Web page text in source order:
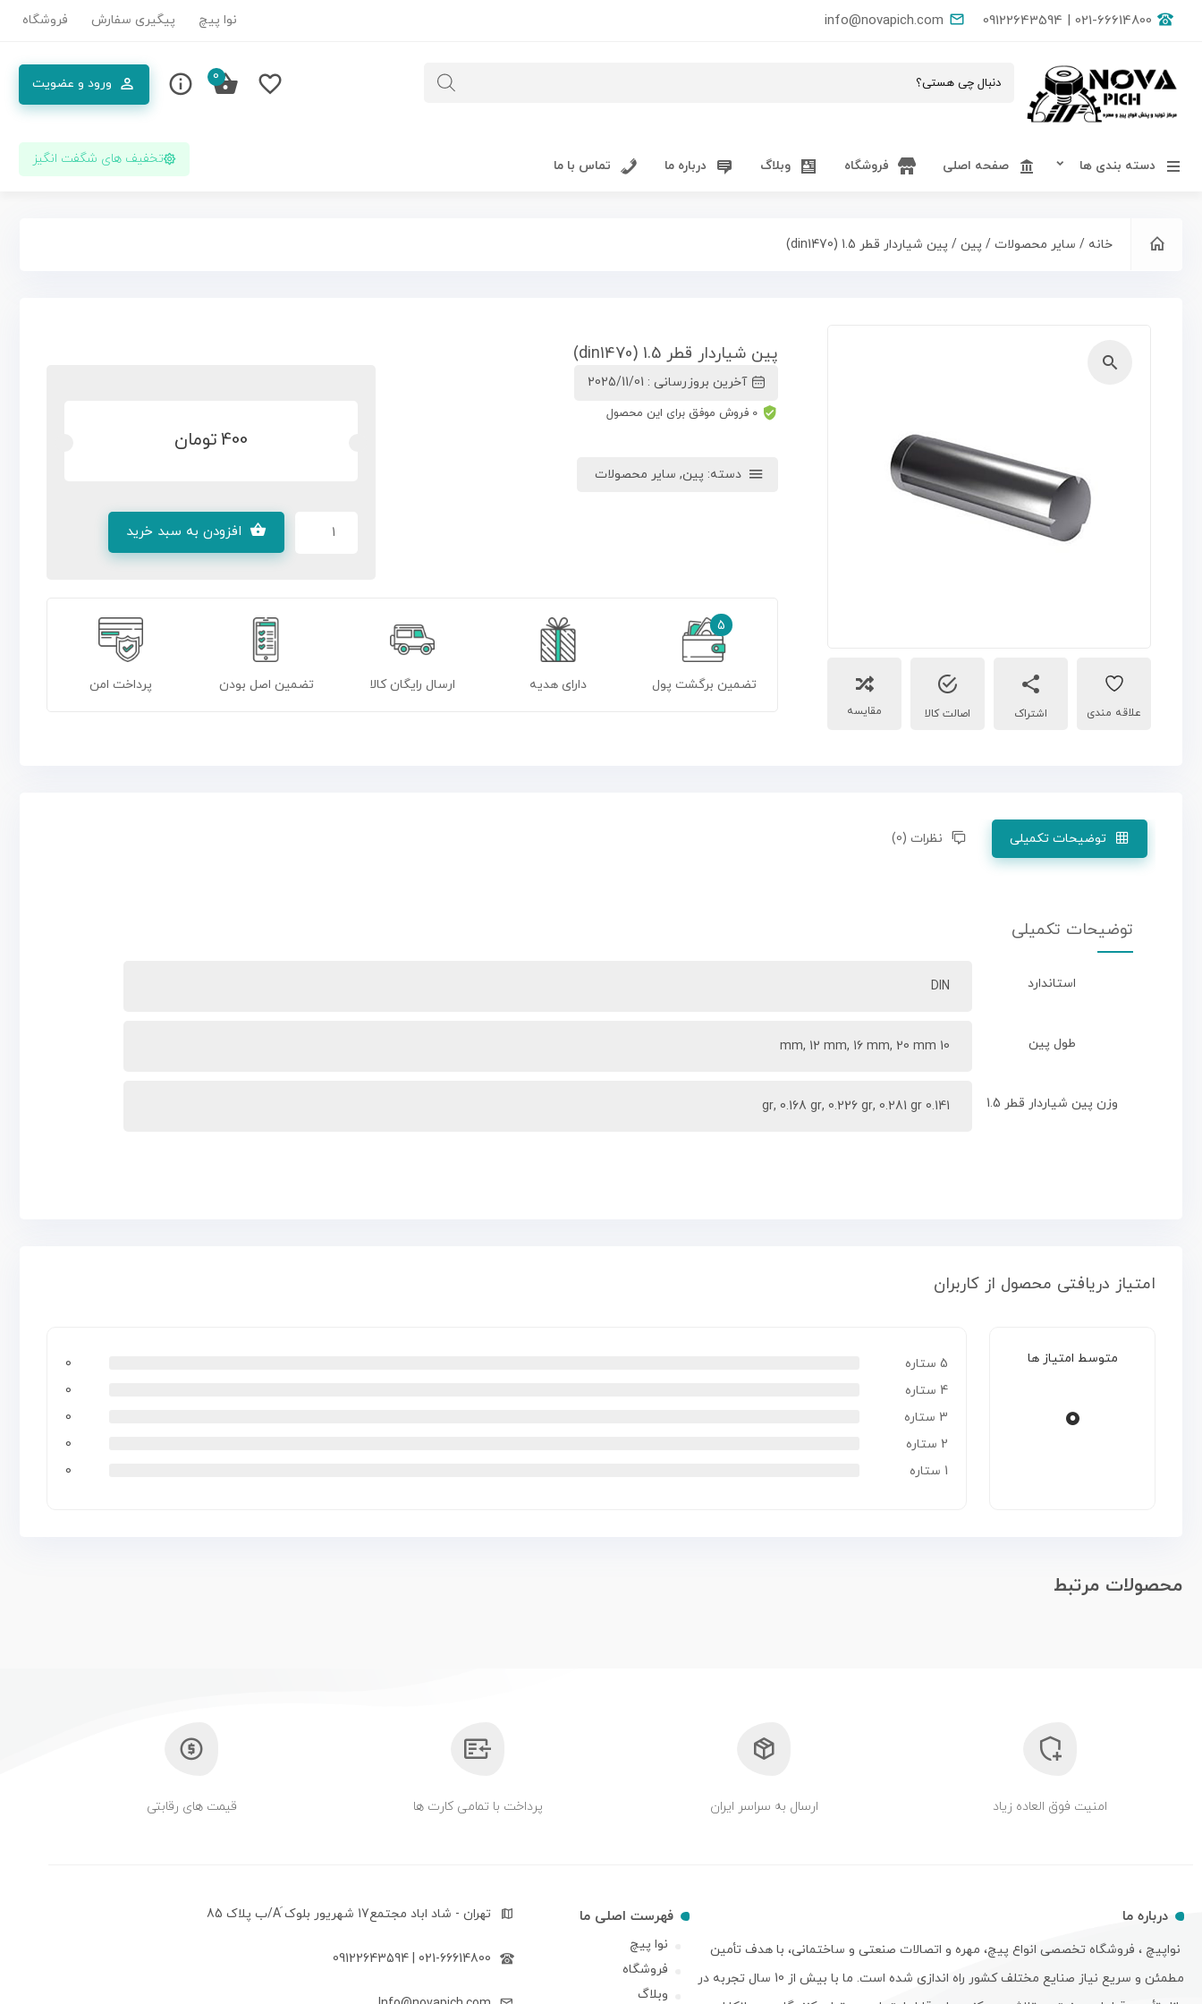
info@novapich.com 021-66614800 | 09122643594 نوا پیچ پیگیری سفارش فروشگاه
ورود و عضویت 0
دسته بندی ها صفحه اصلی فروشگاه وبلاگ درباره ما تماس با ما تخفیف های شگفت انگیز
خانه / سایر محصولات / پین / پین شیاردار قطر 1.5 (din1470)
اشتراک اصالت کالا مقایسه
پین شیاردار قطر 1.5 (din1470)
آخرین بروزرسانی : 2025/11/01
0 فروش موفق برای این محصول
دسته: پین, سایر محصولات
400تومان
افزودن به سبد خرید
5
تضمین برگشت پول دارای هدیه ارسال رایگان کالا تضمین اصل بودن پرداخت امن
توضیحات تکمیلی نظرات (0)
توضیحات تکمیلی
استاندارد DIN
طول پین 10 mm, 12 mm, 16 mm, 20 mm
وزن پین شیاردار قطر 1.5 0.141 gr, 0.168 gr, 0.226 gr, 0.281 gr
امتیاز دریافتی محصول از کاربران
متوسط امتیاز ها
0
5 ستاره
0
4 ستاره
0
3 ستاره
0
2 ستاره
0
1 ستاره
0
محصولات مرتبط
امنیت فوق العاده زیاد ارسال به سراسر ایران پرداخت با تمامی کارت ها قیمت های رقابتی
درباره ما
نواپیچ ، فروشگاه تخصصی انواع پیچ، مهره و اتصالات صنعتی و ساختمانی، با هدف تأمین
مطمئن و سریع نیاز صنایع مختلف کشور راه اندازی شده است. ما با بیش از 10 سال تجربه در
فهرست اصلی ما
نوا پیچ
فروشگاه
وبلاگ
تهران - شاد اباد مجتمع17 شهریور بلوک َA/ب پلاک 85
021-66614800 | 09122643594